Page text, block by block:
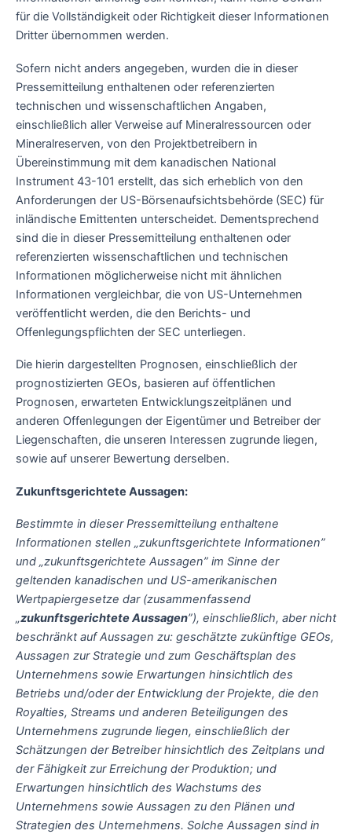
für die Vollständigkeit oder Richtigkeit dieser Informationen
Dritter übernommen werden.
Sofern nicht anders angegeben, wurden die in dieser
Pressemitteilung enthaltenen oder referenzierten
technischen und wissenschaftlichen Angaben,
einschließlich aller Verweise auf Mineralressourcen oder
Mineralreserven, von den Projektbetreibern in
Übereinstimmung mit dem kanadischen National
Instrument 43-101 erstellt, das sich erheblich von den
Anforderungen der US-Börsenaufsichtsbehörde (SEC) für
inländische Emittenten unterscheidet. Dementsprechend
sind die in dieser Pressemitteilung enthaltenen oder
referenzierten wissenschaftlichen und technischen
Informationen möglicherweise nicht mit ähnlichen
Informationen vergleichbar, die von US-Unternehmen
veröffentlicht werden, die den Berichts- und
Offenlegungspflichten der SEC unterliegen.
Die hierin dargestellten Prognosen, einschließlich der
prognostizierten GEOs, basieren auf öffentlichen
Prognosen, erwarteten Entwicklungszeitplänen und
anderen Offenlegungen der Eigentümer und Betreiber der
Liegenschaften, die unseren Interessen zugrunde liegen,
sowie auf unserer Bewertung derselben.
Zukunftsgerichtete Aussagen:
Bestimmte in dieser Pressemitteilung enthaltene
Informationen stellen „zukunftsgerichtete Informationen”
und „zukunftsgerichtete Aussagen” im Sinne der
geltenden kanadischen und US-amerikanischen
Wertpapiergesetze dar (zusammenfassend
„zukunftsgerichtete Aussagen”), einschließlich, aber nicht
beschränkt auf Aussagen zu: geschätzte zukünftige GEOs,
Aussagen zur Strategie und zum Geschäftsplan des
Unternehmens sowie Erwartungen hinsichtlich des
Betriebs und/oder der Entwicklung der Projekte, die den
Royalties, Streams und anderen Beteiligungen des
Unternehmens zugrunde liegen, einschließlich der
Schätzungen der Betreiber hinsichtlich des Zeitplans und
der Fähigkeit zur Erreichung der Produktion; und
Erwartungen hinsichtlich des Wachstums des
Unternehmens sowie Aussagen zu den Plänen und
Strategien des Unternehmens. Solche Aussagen sind in